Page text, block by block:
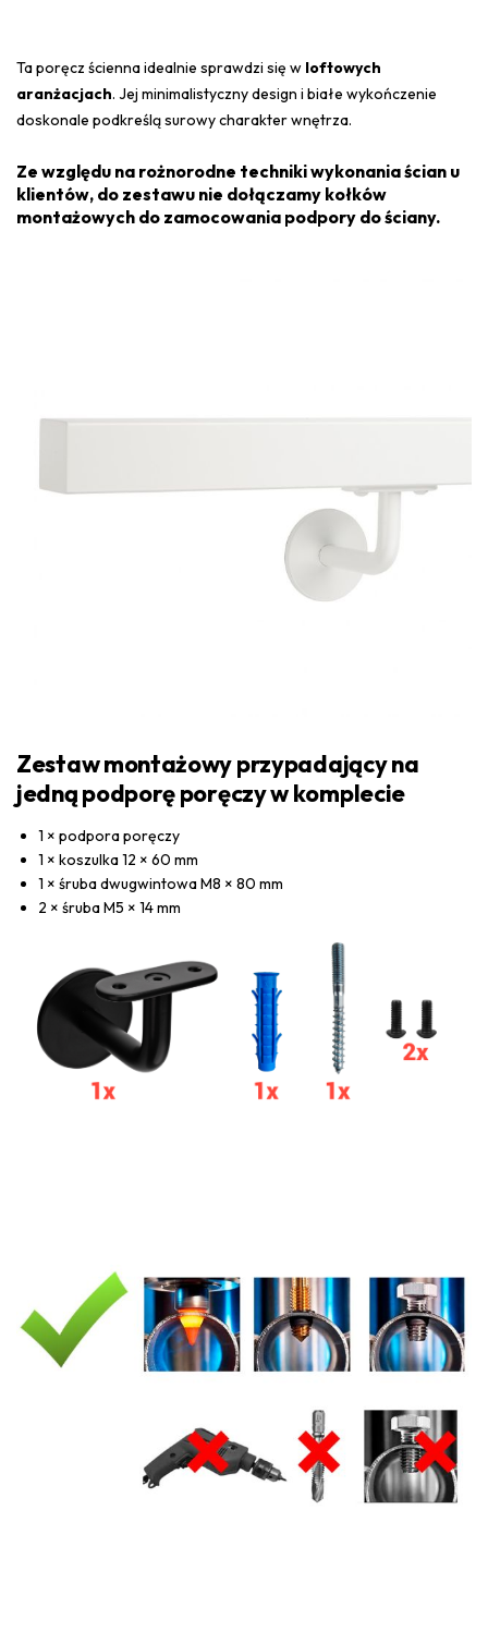
Ta poręcz ścienna idealnie sprawdzi się w loftowych
aranżacjach. Jej minimalistyczny design i białe wykończenie
doskonale podkreślą surowy charakter wnętrza.
Ze względu na rożnorodne techniki wykonania ścian u
klientów, do zestawu nie dołączamy kołków
montażowych do zamocowania podpory do ściany.
Zestaw montażowy przypadający na
jedną podporę poręczy w komplecie
1 × podpora poręczy
1 × koszulka 12 × 60 mm
1 × śruba dwugwintowa M8 × 80 mm
2 × śruba M5 × 14 mm